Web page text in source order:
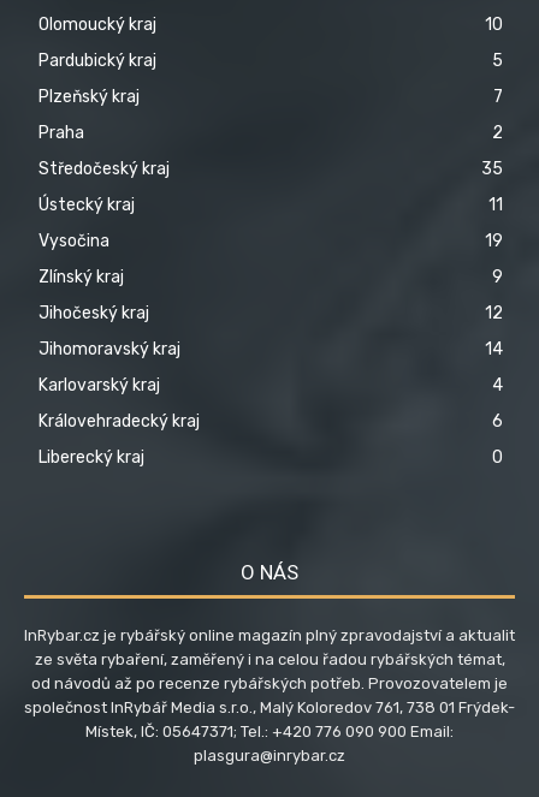
Olomoucký kraj
10
Pardubický kraj
5
Plzeňský kraj
7
Praha
2
Středočeský kraj
35
Ústecký kraj
11
Vysočina
19
Zlínský kraj
9
Jihočeský kraj
12
Jihomoravský kraj
14
Karlovarský kraj
4
Královehradecký kraj
6
Liberecký kraj
0
O NÁS
InRybar.cz je rybářský online magazín plný zpravodajství a aktualit
ze světa rybaření, zaměřený i na celou řadou rybářských témat,
od návodů až po recenze rybářských potřeb. Provozovatelem je
společnost InRybář Media s.r.o., Malý Koloredov 761, 738 01 Frýdek-
Místek, IČ: 05647371; Tel.: +420 776 090 900 Email:
plasgura@inrybar.cz